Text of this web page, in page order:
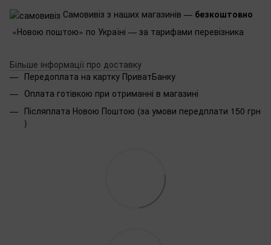
Самовивіз з наших магазинів — безкоштовно
«Новою поштою» по Україні — за тарифами перевізника
Більше інформації про доставку
Передоплата на картку ПриватБанку
Оплата готівкою при отриманні в магазині
Післяплата Новою Поштою (за умови передплати 150 грн
)